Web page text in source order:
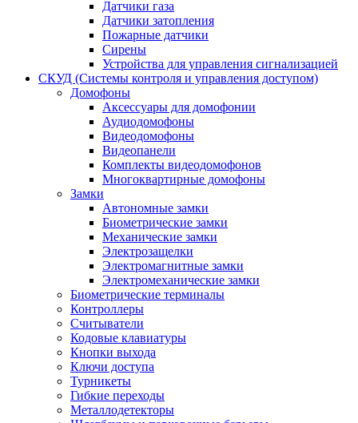
Датчики газа
Датчики затопления
Пожарные датчики
Сирены
Устройства для управления сигнализацией
СКУД (Системы контроля и управления доступом)
Домофоны
Аксессуары для домофонии
Аудиодомофоны
Видеодомофоны
Видеопанели
Комплекты видеодомофонов
Многоквартирные домофоны
Замки
Автономные замки
Биометрические замки
Механические замки
Электрозащелки
Электромагнитные замки
Электромеханические замки
Биометрические терминалы
Контроллеры
Считыватели
Кодовые клавиатуры
Кнопки выхода
Ключи доступа
Турникеты
Гибкие переходы
Металлодетекторы